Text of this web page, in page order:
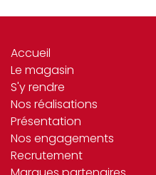
Accueil
Le magasin
S'y rendre
Nos réalisations
Présentation
Nos engagements
Recrutement